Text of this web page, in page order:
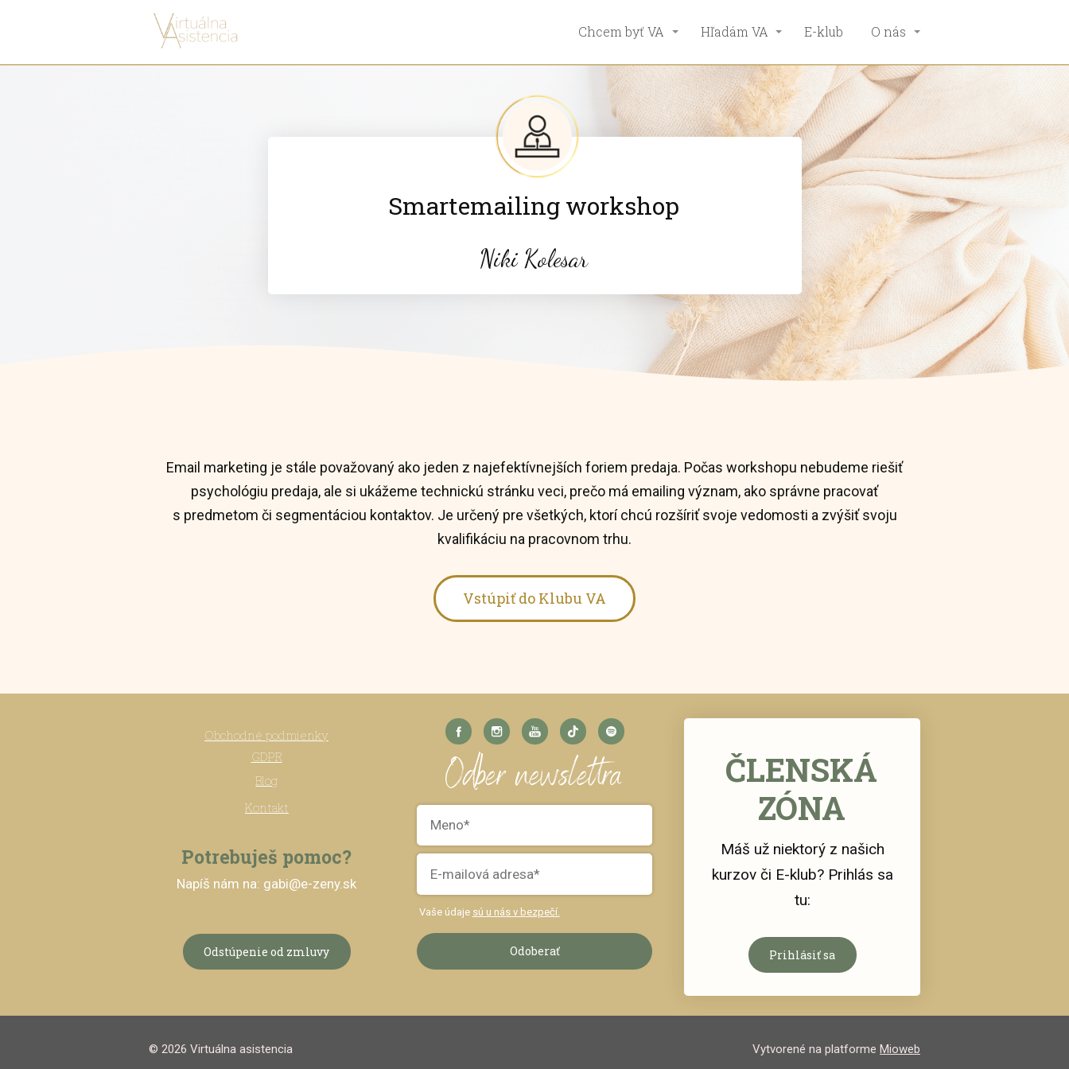
Chcem byť VA Hľadám VA E-klub O nás
Smartemailing workshop
Niki Kolesar
Email marketing je stále považovaný ako jeden z najefektívnejších foriem predaja. Počas workshopu nebudeme riešiť
psychológiu predaja, ale si ukážeme technickú stránku veci, prečo má emailing význam, ako správne pracovať
s predmetom či segmentáciou kontaktov. Je určený pre všetkých, ktorí chcú rozšíriť svoje vedomosti a zvýšiť svoju
kvalifikáciu na pracovnom trhu.
Vstúpiť do Klubu VA
Obchodné podmienky
GDPR
Blog
Kontakt
Potrebuješ pomoc?
Napíš nám na: gabi@e-zeny.sk
Odstúpenie od zmluvy
Odber newslettra
Vaše údaje sú u nás v bezpečí.
Odoberať
ČLENSKÁ
ZÓNA
Máš už niektorý z našich
kurzov či E-klub? Prihlás sa
tu:
Prihlásiť sa
© 2026 Virtuálna asistencia Vytvorené na platforme Mioweb